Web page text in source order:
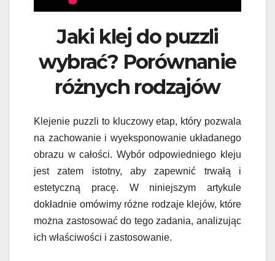
Jaki klej do puzzli
wybrać? Porównanie
różnych rodzajów
Klejenie puzzli to kluczowy etap, który pozwala
na zachowanie i wyeksponowanie układanego
obrazu w całości. Wybór odpowiedniego kleju
jest zatem istotny, aby zapewnić trwałą i
estetyczną pracę. W niniejszym artykule
dokładnie omówimy różne rodzaje klejów, które
można zastosować do tego zadania, analizując
ich właściwości i zastosowanie.